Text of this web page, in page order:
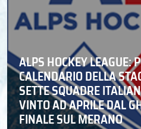
ALPS HOCKEY LEAGUE:
CALENDARIO DELLA
SETTE SQUADRE
VINTO AD APRILE DAL
FINALE SUL MERANO